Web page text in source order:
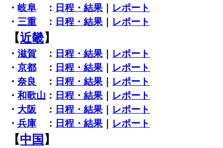
・岐阜 ： 日程・結果
レポート
・ 三重 ： 日程・結果 レポート
【近畿】
・滋賀 ： 日程・結果
レポート
・京都 ： 日程・結果
レポート
・奈良 ： 日程・結果
レポート
・和歌山 ： 日程・結果
レポート
・ 大阪 ： 日程・結果
レポート
・兵庫 ： 日程・結果 レポート
【中国 】